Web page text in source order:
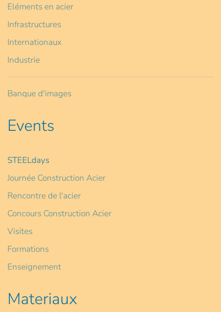
Eléments en acier
Infrastructures
Internationaux
Industrie
Banque d'images
Events
STEELdays
Journée Construction Acier
Rencontre de l'acier
Concours Construction Acier
Visites
Formations
Enseignement
Materiaux